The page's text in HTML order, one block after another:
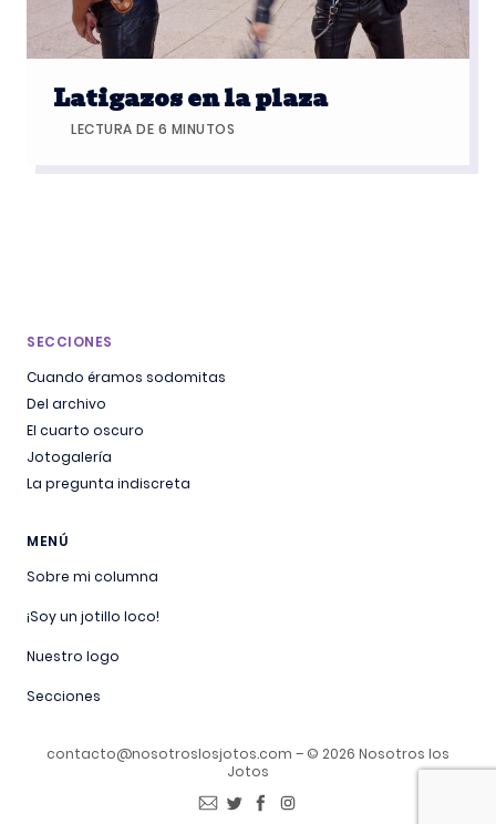
Latigazos en la plaza
LECTURA DE 6 MINUTOS
SECCIONES
Cuando éramos sodomitas
Del archivo
El cuarto oscuro
Jotogalería
La pregunta indiscreta
MENÚ
Sobre mi columna
¡Soy un jotillo loco!
Nuestro logo
Secciones
contacto@nosotroslosjotos.com – © 2026 Nosotros los
Jotos